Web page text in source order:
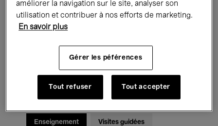
Rencontres & Débats Jazz
Musique électronique
Pour tous Kids’ Palace
Enseignement Visites guidées
améliorer la navigation sur le site, analyser son
utilisation et contribuer à nos efforts de marketing.
En savoir plus
Gérer les péférences
Tout refuser Tout accepter